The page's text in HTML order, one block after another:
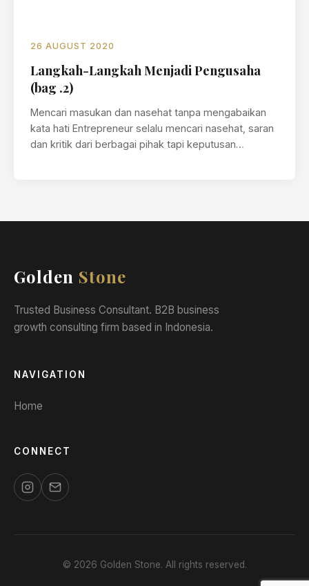
26 AUGUST 2020
Langkah-Langkah Menjadi Pengusaha
(bag .2)
Mencari masukan dan nasehat tanpa mengabaikan
kata hati Entrepreneur selalu mencari nasehat, saran
dan kritik dari berbagai pihak tapi keputusan…
Golden Stone
Trusted Business Consultant. B2B business
growth consulting firm based in Indonesia.
NAVIGATION
Home
CONNECT
© 2026 Golden Stone. All rights reserved.